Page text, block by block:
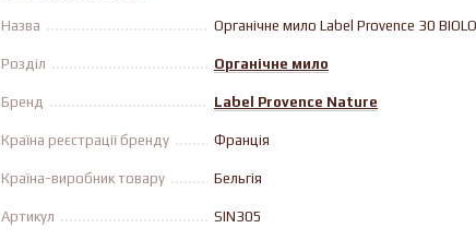
Назва Органічне мило Label Provence 30
Розділ Органічне мило
Бренд Label Provence Nature
Країна реєстрації бренду Франція
Країна-виробник товару Бельгія
Артикул SIN305